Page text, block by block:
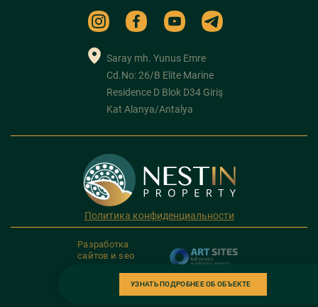
УЗНАТЬ ПОДРОБНЕЕ ОБ ОБЪЕКТЕ
Saray mh. Yunus Emre
Cd.No: 26/B Elite Marine
Residence D Blok D34 Giriş
Kat Alanya/Antalya
Политика конфиденциальности
Разработка
сайтов и seo